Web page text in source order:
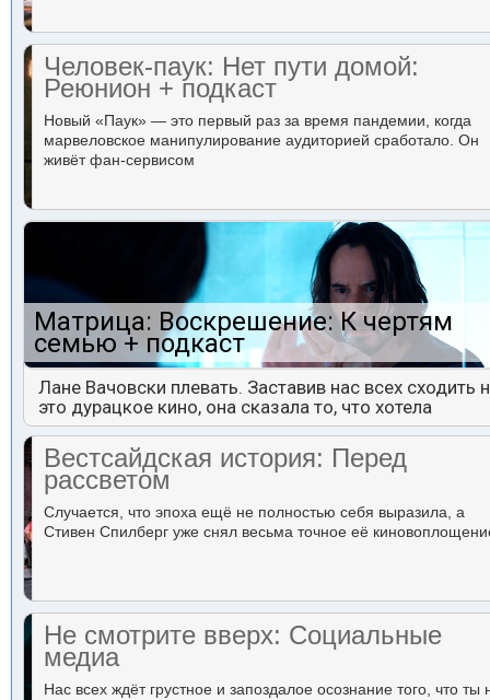
Человек-паук: Нет пути домой:
Реюнион + подкаст
Новый «Паук» — это первый раз за время пандемии, когда
марвеловское манипулирование аудиторией сработало. Он
живёт фан-сервисом
Матрица: Воскрешение: К чертям
семью + подкаст
Лане Вачовски плевать. Заставив нас всех сходить
это дурацкое кино, она сказала то, что хотела
Вестсайдская история: Перед
рассветом
Случается, что эпоха ещё не полностью себя выразила, а
Стивен Спилберг уже снял весьма точное её
Не смотрите вверх: Социальные
медиа
Нас всех ждёт грустное и запоздалое осознание того, что ты